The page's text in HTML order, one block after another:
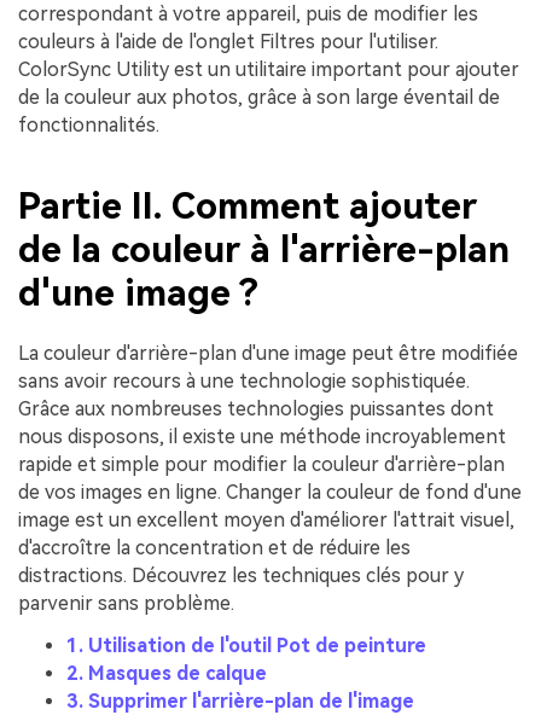
correspondant à votre appareil, puis de modifier les
couleurs à l'aide de l'onglet Filtres pour l'utiliser.
ColorSync Utility est un utilitaire important pour ajouter
de la couleur aux photos, grâce à son large éventail de
fonctionnalités.
Partie II. Comment ajouter
de la couleur à l'arrière-plan
d'une image ?
La couleur d'arrière-plan d'une image peut être modifiée
sans avoir recours à une technologie sophistiquée.
Grâce aux nombreuses technologies puissantes dont
nous disposons, il existe une méthode incroyablement
rapide et simple pour modifier la couleur d'arrière-plan
de vos images en ligne. Changer la couleur de fond d'une
image est un excellent moyen d'améliorer l'attrait visuel,
d'accroître la concentration et de réduire les
distractions. Découvrez les techniques clés pour y
parvenir sans problème.
1. Utilisation de l'outil Pot de peinture
2. Masques de calque
3. Supprimer l'arrière-plan de l'image